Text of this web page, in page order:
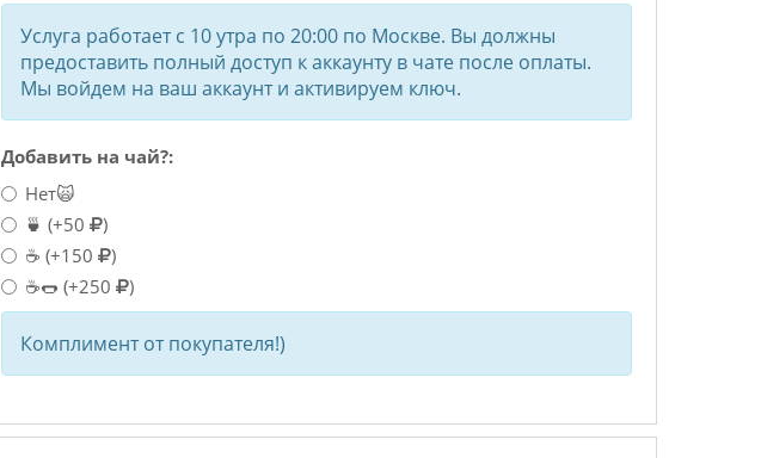
Услуга работает с 10 утра по 20:00 по Москве. Вы должны
предоставить полный доступ к аккаунту в чате после оплаты.
Мы войдем на ваш аккаунт и активируем ключ.
Добавить на чай?:
Нет🙀
🍵 (+50
)
☕ (+150
)
☕🌭 (+250 )
Комплимент от покупателя!)